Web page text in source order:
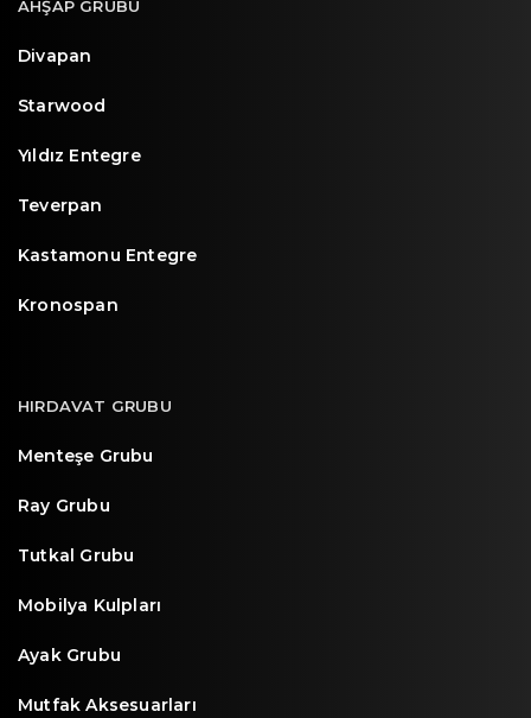
AHŞAP GRUBU
Divapan
Starwood
Yıldız Entegre
Teverpan
Kastamonu Entegre
Kronospan
HIRDAVAT GRUBU
Menteşe Grubu
Ray Grubu
Tutkal Grubu
Mobilya Kulpları
Ayak Grubu
Mutfak Aksesuarları